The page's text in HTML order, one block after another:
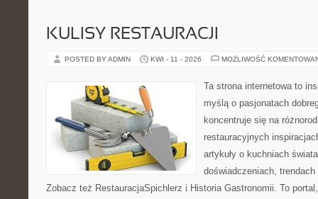
KULISY RESTAURACJI
POSTED BY ADMIN KWI - 11 - 2026 MOŻLIWOŚĆ
Ta strona internetowa to
myślą o pasjonatach
koncentruje się na
restauracyjnych
artykuły o kuchniach
doświadczeniach,
Zobacz też RestauracjaSpichlerz i Historia Gastronomii. To